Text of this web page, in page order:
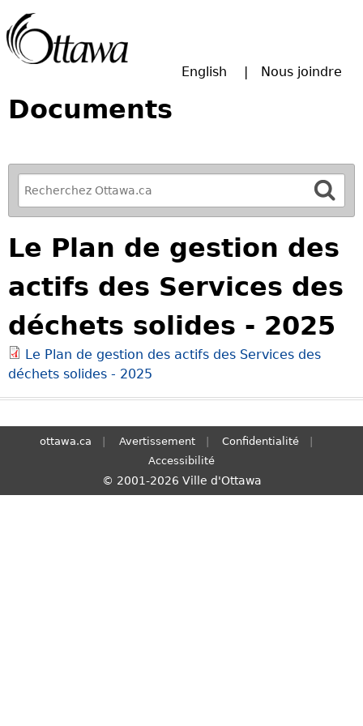
English Nous joindre
Documents
R
e
f
n
e
y
o
u
r
S
e
Le Plan de gestion des
actifs des Services des
déchets solides - 2025
Le Plan de gestion des actifs des Services des
déchets solides - 2025
ottawa.ca Avertissement
Confidentialité
Accessibilité
© 2001-2026 Ville d'Ottawa